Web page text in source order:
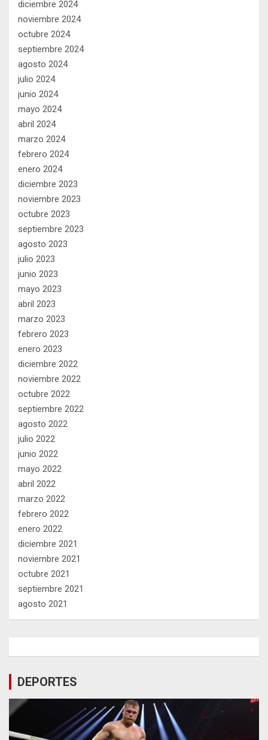
diciembre 2024
noviembre 2024
octubre 2024
septiembre 2024
agosto 2024
julio 2024
junio 2024
mayo 2024
abril 2024
marzo 2024
febrero 2024
enero 2024
diciembre 2023
noviembre 2023
octubre 2023
septiembre 2023
agosto 2023
julio 2023
junio 2023
mayo 2023
abril 2023
marzo 2023
febrero 2023
enero 2023
diciembre 2022
noviembre 2022
octubre 2022
septiembre 2022
agosto 2022
julio 2022
junio 2022
mayo 2022
abril 2022
marzo 2022
febrero 2022
enero 2022
diciembre 2021
noviembre 2021
octubre 2021
septiembre 2021
agosto 2021
DEPORTES